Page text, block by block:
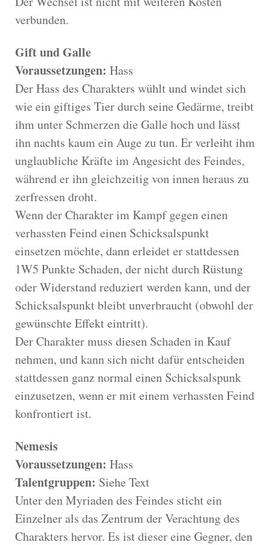
verbunden.
Gift und Galle
Voraussetzungen: Hass
Der Hass des Charakters wühlt und windet sich
wie ein giftiges Tier durch seine Gedärme, treibt
ihm unter Schmerzen die Galle hoch und lässt
ihn nachts kaum ein Auge zu tun. Er verleiht ihm
unglaubliche Kräfte im Angesicht des Feindes,
während er ihn gleichzeitig von innen heraus zu
zerfressen droht.
Wenn der Charakter im Kampf gegen einen
verhassten Feind einen Schicksalspunkt
einsetzen möchte, dann erleidet er stattdessen
1W5 Punkte Schaden, der nicht durch Rüstung
oder Widerstand reduziert werden kann, und der
Schicksalspunkt bleibt unverbraucht (obwohl der
gewünschte Effekt eintritt).
Der Charakter muss diesen Schaden in Kauf
nehmen, und kann sich nicht dafür entscheiden
stattdessen ganz normal einen Schicksalspunk
einzusetzen, wenn er mit einem verhassten Feind
konfrontiert ist.
Nemesis
Voraussetzungen: Hass
Talentgruppen: Siehe Text
Unter den Myriaden des Feindes sticht ein
Einzelner als das Zentrum der Verachtung des
Charakters hervor. Es ist dieser eine Gegner, den